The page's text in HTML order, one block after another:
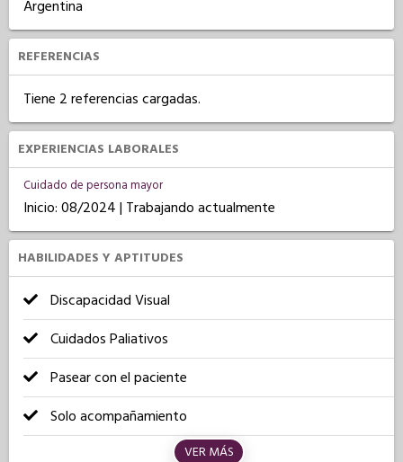
Argentina
REFERENCIAS
Tiene 2 referencias cargadas.
EXPERIENCIAS LABORALES
Cuidado de persona mayor
Inicio: 08/2024 | Trabajando actualmente
HABILIDADES Y APTITUDES
Discapacidad Visual
Cuidados Paliativos
Pasear con el paciente
Solo acompañamiento
VER MÁS